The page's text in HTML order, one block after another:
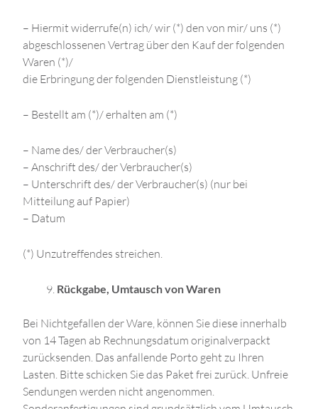
– Hiermit widerrufe(n) ich/ wir (*) den von mir/ uns (*)
abgeschlossenen Vertrag über den Kauf der folgenden
Waren (*)/
die Erbringung der folgenden Dienstleistung (*)
– Bestellt am (*)/ erhalten am (*)
– Name des/ der Verbraucher(s)
– Anschrift des/ der Verbraucher(s)
– Unterschrift des/ der Verbraucher(s) (nur bei
Mitteilung auf Papier)
– Datum
(*) Unzutreffendes streichen.
Rückgabe, Umtausch von Waren
Bei Nichtgefallen der Ware, können Sie diese innerhalb
von 14 Tagen ab Rechnungsdatum originalverpackt
zurücksenden. Das anfallende Porto geht zu Ihren
Lasten. Bitte schicken Sie das Paket frei zurück. Unfreie
Sendungen werden nicht angenommen.